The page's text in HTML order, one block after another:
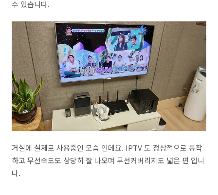
수 있습니다.
거실에 실제로 사용중인 모습 인데요. IPTV 도 정상적으로 동작
하고 무선속도도 상당히 잘 나오며 무선커버리지도 넓은 편 입니
다.